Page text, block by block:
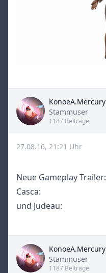
KonoeA.Mercury
Title
Stammuser
1187 Beiträge
27.08.16, 21:21 Uhr
Neue Gameplay Trailer:
Casca:
und Judeau:
KonoeA.Mercury
Title
Stammuser
1187 Beiträge